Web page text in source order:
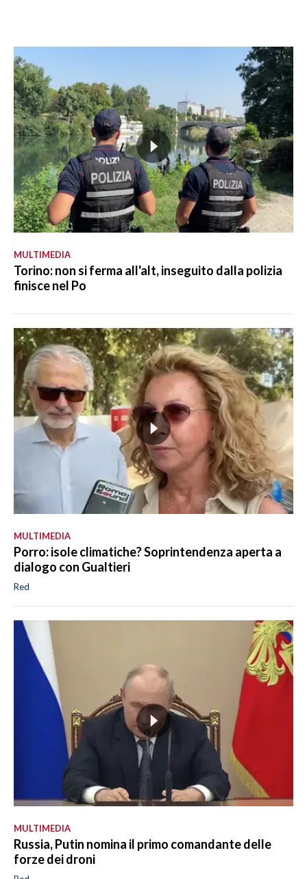
MULTIMEDIA
Torino: non si ferma all'alt, inseguito dalla polizia
finisce nel Po
MULTIMEDIA
Porro: isole climatiche? Soprintendenza aperta a
dialogo con Gualtieri
Red
MULTIMEDIA
Russia, Putin nomina il primo comandante delle
forze dei droni